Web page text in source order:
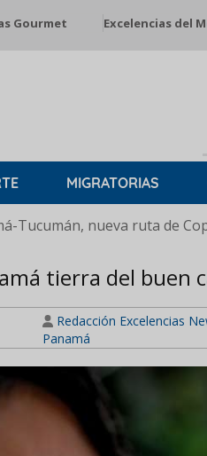
Gourmet Excelencias del
MIGRATORIAS
Tucumán, nueva ruta de
tierra del buen
Redacción Excelencias
Panamá